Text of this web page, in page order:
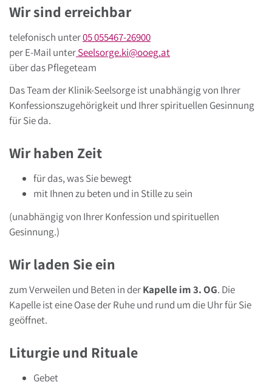
Wir sind erreichbar
telefonisch unter05 055467-26900
per E-Mail unterSeelsorge.ki@ooeg.at
über das Pflegeteam
Das Team der Klinik-Seelsorge ist unabhängig von Ihrer
Konfessionszugehörigkeit und Ihrer spirituellen Gesinnung
für Sie da.
Wir haben Zeit
für das, was Sie bewegt
mit Ihnen zu beten und in Stille zu sein
(unabhängig von Ihrer Konfession und spirituellen
Gesinnung.)
Wir laden Sie ein
zum Verweilen und Beten in derKapelle im 3. OG. Die
Kapelle ist eine Oase der Ruhe und rund um die Uhr für Sie
geöffnet.
Liturgie und Rituale
Gebet